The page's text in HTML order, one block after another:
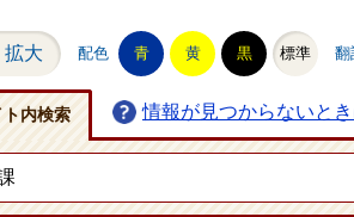
拡大 配色 青 黄 黒 標準 翻
ト内検索 情報が見つからないと